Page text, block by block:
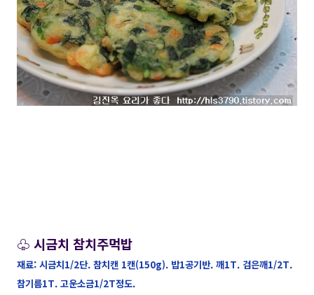
♧ 시금치 참치주먹밥
재료: 시금치1/2단. 참치캔 1캔(150g). 밥1공기반. 깨1T. 검은깨1/2T.
참기름1T. 고운소금1/2T정도.